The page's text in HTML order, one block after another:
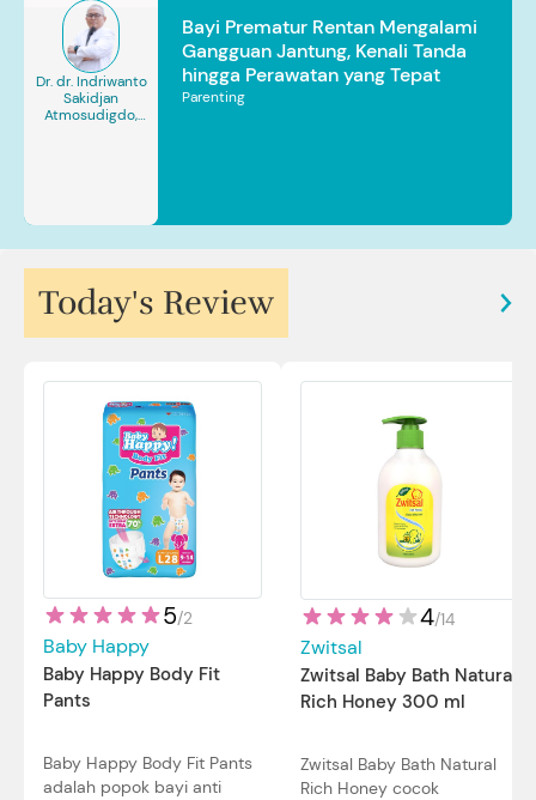
Dr. dr. Indriwanto
Sakidjan
Atmosudigdo,
Bayi Prematur Rentan Mengalami
Gangguan Jantung, Kenali Tanda
hingga Perawatan yang Tepat
Parenting
Today's Review
5/2
Baby Happy
Baby Happy Body Fit
Pants
Baby Happy Body Fit Pants
adalah popok bayi anti
4/14
Zwitsal
Zwitsal Baby Bath Natural
Rich Honey 300 ml
Zwitsal Baby Bath Natural
Rich Honey cocok